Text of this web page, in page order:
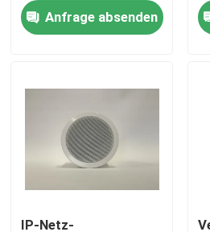
Qualitätskontrolle
Treten Sie mit uns in
Nachrichten
Fälle
Beschallungsanlage-
Anfrage absenden
IP-Netz-